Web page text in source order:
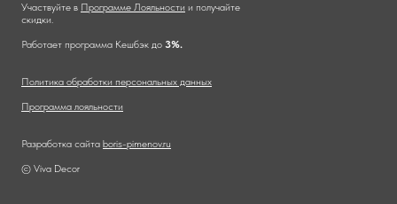
Участвуйте в Программе Лояльности и получайте
скидки.
Работает программа Кешбэк до 3%.
Политика обработки персональных данных
Программа лояльности
Разработка сайта boris-pimenov.ru
© Viva Decor